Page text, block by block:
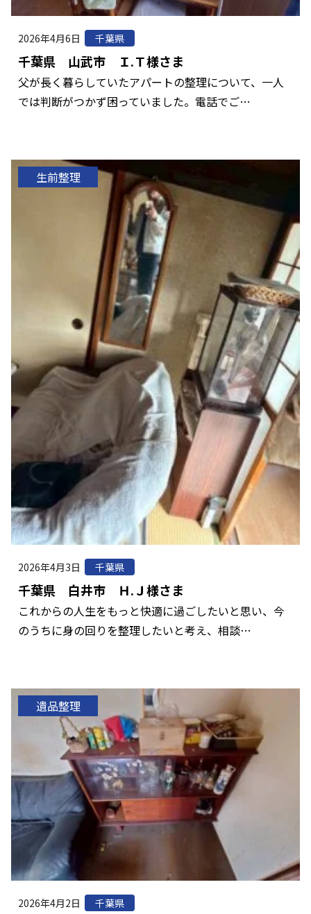
2026年4月6日 千葉県
千葉県 山武市 Ｉ.Ｔ様さま
父が長く暮らしていたアパートの整理について、一人
では判断がつかず困っていました。電話でご…
生前整理
2026年4月3日 千葉県
千葉県 白井市 Ｈ.Ｊ様さま
これからの人生をもっと快適に過ごしたいと思い、今
のうちに身の回りを整理したいと考え、相談…
遺品整理
2026年4月2日 千葉県